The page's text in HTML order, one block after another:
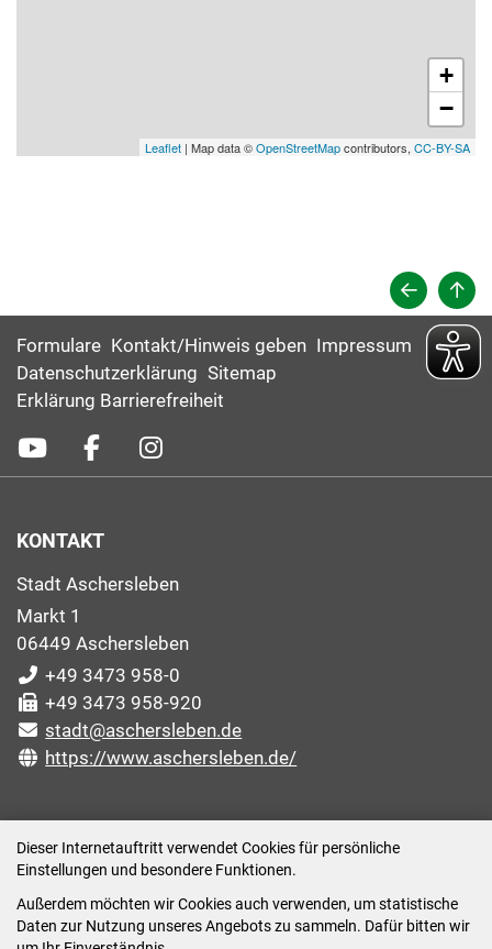
Dieser Internetauftritt verwendet Cookies für persönliche
Einstellungen und besondere Funktionen.
Außerdem möchten wir Cookies auch verwenden, um statistische
Daten zur Nutzung unseres Angebots zu sammeln. Dafür bitten wir
+
−
Leaflet | Map data ©OpenStreetMapcontributors, CC-BY-SA
Formulare Kontakt/Hinweis geben Impressum
Datenschutzerklärung Sitemap
Erklärung Barrierefreiheit
KONTAKT
Stadt Aschersleben
Markt 1
06449 Aschersleben
+49 3473 958-0
+49 3473 958-920
stadt@aschersleben.de
https://www.aschersleben.de/
Montag: 09:00-12:00 /14:00-15:00 Uhr
Dienstag: 09:00-12:00 /14:00-16:00 Uhr
Mittwoch: 09:00 - 12:00 Uhr (nach vorheriger